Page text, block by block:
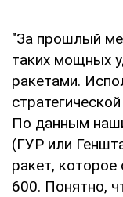
"За прошлый
таких мощных
ракетами.
По данным
(ГУР или
ракет,
600. Понятно,